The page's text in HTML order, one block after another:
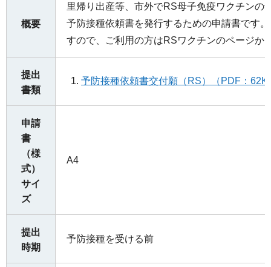
概要
里帰り出産等、市外でRS母子免疫ワクチンの
予防接種依頼書を発行するための申請書です
すので、ご利用の方はRSワクチンのページか
提出
書類
予防接種依頼書交付願（RS）（PDF：
申請
書
（様
式）
サイ
ズ
A4
提出
時期
予防接種を受ける前